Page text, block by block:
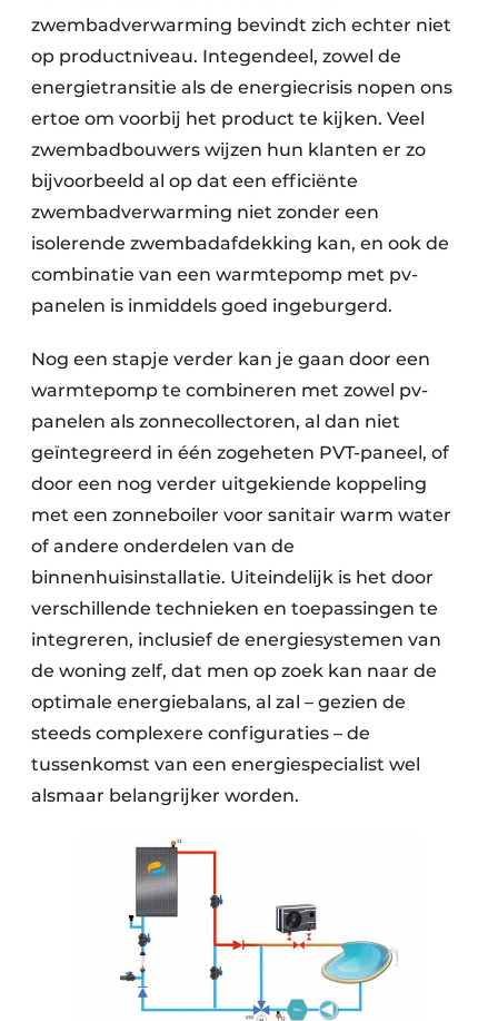
zwembadverwarming bevindt zich echter niet
op productniveau. Integendeel, zowel de
energietransitie als de energiecrisis nopen ons
ertoe om voorbij het product te kijken. Veel
zwembadbouwers wijzen hun klanten er zo
bijvoorbeeld al op dat een efficiënte
zwembadverwarming niet zonder een
isolerende zwembadafdekking kan, en ook de
combinatie van een warmtepomp met pv-
panelen is inmiddels goed ingeburgerd.
Nog een stapje verder kan je gaan door een
warmtepomp te combineren met zowel pv-
panelen als zonnecollectoren, al dan niet
geïntegreerd in één zogeheten PVT-paneel, of
door een nog verder uitgekiende koppeling
met een zonneboiler voor sanitair warm water
of andere onderdelen van de
binnenhuisinstallatie. Uiteindelijk is het door
verschillende technieken en toepassingen te
integreren, inclusief de energiesystemen van
de woning zelf, dat men op zoek kan naar de
optimale energiebalans, al zal – gezien de
steeds complexere configuraties – de
tussenkomst van een energiespecialist wel
alsmaar belangrijker worden.